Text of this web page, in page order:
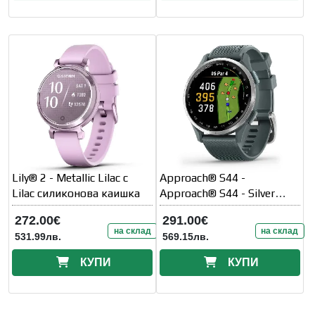
Lily® 2 - Metallic Lilac с
Lilac силиконова каишка
272.00€
531.99лв. на склад
КУПИ
Approach® S44 -
Approach® S44 - Silver
Aluminium безел с Twilight
силиконова каишка
291.00€
569.15лв. на склад
КУПИ